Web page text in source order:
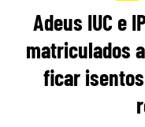
Adeus IUC e
matriculados
ficar